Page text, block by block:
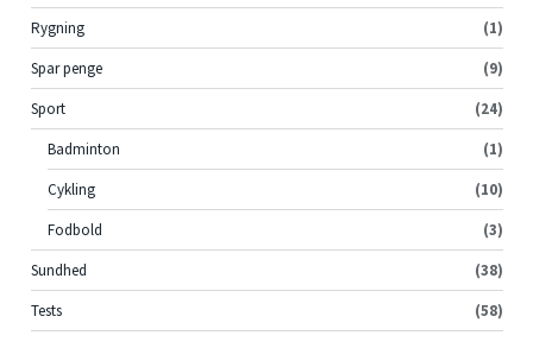
Rygning
(1)
Spar penge
(9)
Sport
(24)
Badminton
(1)
Cykling
(10)
Fodbold
(3)
Sundhed
(38)
Tests
(58)